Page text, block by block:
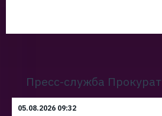
Пресс-служба
05.08.2026 09:32